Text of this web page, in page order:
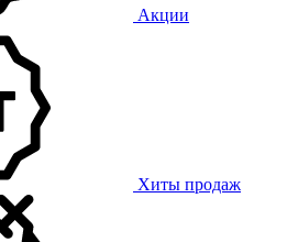
Акции
Хиты продаж